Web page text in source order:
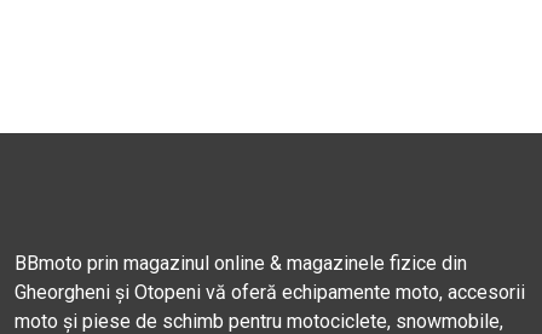
BBmoto prin magazinul online & magazinele fizice din
Gheorgheni și Otopeni vă oferă echipamente moto, accesorii
moto și piese de schimb pentru motociclete, snowmobile,